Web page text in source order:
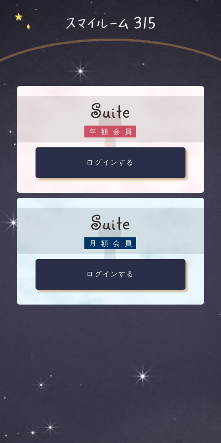
Suite
年額会員
ログインする
Suite
月額会員
ログインする